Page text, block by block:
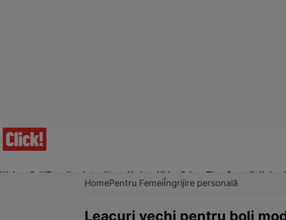
Ultima Oră!Trending Actualitate Vedete Video Prime Time SportStil de
HomePentru FemeiÎngrijire personală
Leacuri vechi pentru boli